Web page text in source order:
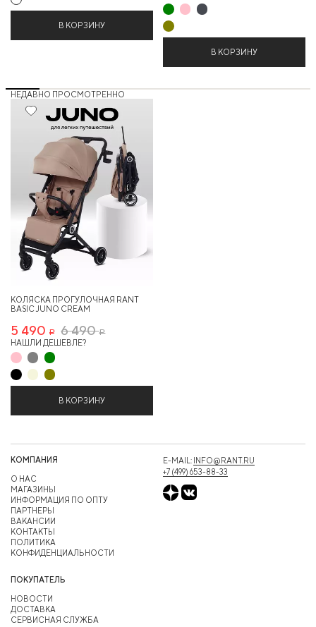
В КОРЗИНУ
В КОРЗИНУ
НЕДАВНО ПРОСМОТРЕННО
15%
КОЛЯСКА ПРОГУЛОЧНАЯ RANT
BASIC JUNO CREAM
5 490 Р 6 490Р
НАШЛИ ДЕШЕВЛЕ?
В КОРЗИНУ
КОМПАНИЯ
О НАС
МАГАЗИНЫ
ИНФОРМАЦИЯ ПО ОПТУ
ПАРТНЕРЫ
ВАКАНСИИ
КОНТАКТЫ
ПОЛИТИКА
КОНФИДЕНЦИАЛЬНОСТИ
ПОКУПАТЕЛЬ
НОВОСТИ
ДОСТАВКА
СЕРВИСНАЯ СЛУЖБА
E-MAIL: INFO@RANT.RU
+7 (499) 653-88-33